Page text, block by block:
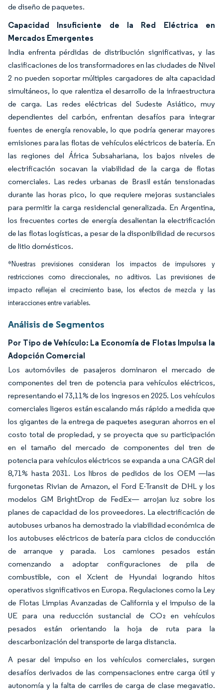
de diseño de paquetes.
Capacidad Insuficiente de la Red Eléctrica en
Mercados Emergentes
India enfrenta pérdidas de distribución significativas, y las
clasificaciones de los transformadores en las ciudades de Nivel
2 no pueden soportar múltiples cargadores de alta capacidad
simultáneos, lo que ralentiza el desarrollo de la infraestructura
de carga. Las redes eléctricas del Sudeste Asiático, muy
dependientes del carbón, enfrentan desafíos para integrar
fuentes de energía renovable, lo que podría generar mayores
emisiones para las flotas de vehículos eléctricos de batería. En
las regiones del África Subsahariana, los bajos niveles de
electrificación socavan la viabilidad de la carga de flotas
comerciales. Las redes urbanas de Brasil están tensionadas
durante las horas pico, lo que requiere mejoras sustanciales
para permitir la carga residencial generalizada. En Argentina,
los frecuentes cortes de energía desalientan la electrificación
de las flotas logísticas, a pesar de la disponibilidad de recursos
de litio domésticos.
*Nuestras previsiones consideran los impactos de impulsores y
restricciones como direccionales, no aditivos. Las previsiones de
impacto reflejan el crecimiento base, los efectos de mezcla y las
interacciones entre variables.
Análisis de Segmentos
Por Tipo de Vehículo: La Economía de Flotas Impulsa la
Adopción Comercial
Los automóviles de pasajeros dominaron el mercado de
componentes del tren de potencia para vehículos eléctricos,
representando el 73,11% de los ingresos en 2025. Los vehículos
comerciales ligeros están escalando más rápido a medida que
los gigantes de la entrega de paquetes aseguran ahorros en el
costo total de propiedad, y se proyecta que su participación
en el tamaño del mercado de componentes del tren de
potencia para vehículos eléctricos se expanda a una CAGR del
8,71% hasta 2031. Los libros de pedidos de los OEM —las
furgonetas Rivian de Amazon, el Ford E-Transit de DHL y los
modelos GM BrightDrop de FedEx— arrojan luz sobre los
planes de capacidad de los proveedores. La electrificación de
autobuses urbanos ha demostrado la viabilidad económica de
los autobuses eléctricos de batería para ciclos de conducción
de arranque y parada. Los camiones pesados están
comenzando a adoptar configuraciones de pila de
combustible, con el Xcient de Hyundai logrando hitos
operativos significativos en Europa. Regulaciones como la Ley
de Flotas Limpias Avanzadas de California y el impulso de la
UE para una reducción sustancial de CO₂ en vehículos
pesados están orientando la hoja de ruta para la
descarbonización del transporte de larga distancia.
A pesar del impulso en los vehículos comerciales, surgen
desafíos derivados de las compensaciones entre carga útil y
autonomía y la falta de carriles de carga de clase megavatio.